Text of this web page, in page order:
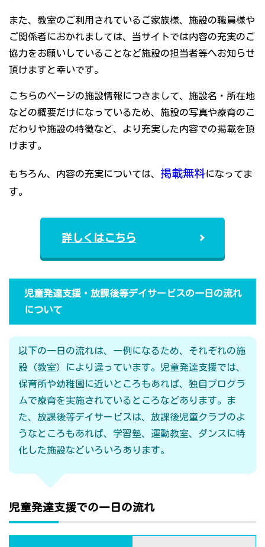
また、教室のご利用されているご家族様、施設の職員様や
ご関係者におかれましては、当サイトでは内容の充実のご
協力をお願いしていることなど施設の担当者等へお知らせ
頂けますと幸いです。
こちらのページの施設情報につきまして、施設名・所在地
などの概要だけになっているため、施設の写真や療育のこ
だわりや施設の特徴など、より充実した内容での掲載を頂
けます。
もちろん、内容の充実については、 掲載無料になってま
す。
詳しくはこちら
児童発達支援・放課後等デイサービスの一日の流れ
について
以下の一日の流れは、一例になるため、それぞれの施
設（教室）により違っています。児童発達支援では、
保育所や幼稚園に近いところもあれば、独自プログラ
ムで療育を実施されているところなどあります。ま
た、放課後等デイサービスは、放課後児童クラブのよ
うなところもあれば、学習塾、運動教室、ダンスに特
化した施設などいろいろあります。
児童発達支援での一日の流れ